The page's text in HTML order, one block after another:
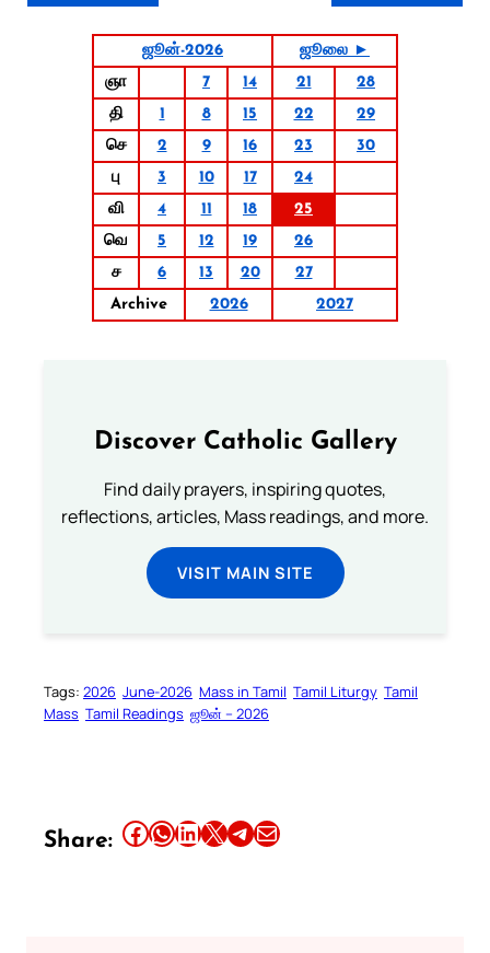
ஜூன்-2026
ஜூலை ►
ஞா
7 14 21
28
தி
1 8 15 22
29
செ
2 9 16 23
30
பு
3 10 17
24
வி
4 11 18
25
வெ
5 12 19
26
ச
6 13 20
27
Archive
2026 2027
Discover Catholic Gallery
Find daily prayers, inspiring quotes,
reflections, articles, Mass readings, and more.
VISIT MAIN SITE
Tags: 2026 June-2026 Mass in Tamil Tamil Liturgy Tamil
Mass Tamil Readings ஜூன் – 2026
Share: Share this article on Facebook Share this article on WhatsApp Share this article on LinkedIn Share this article on X Share this article on TelegramEmail this Article